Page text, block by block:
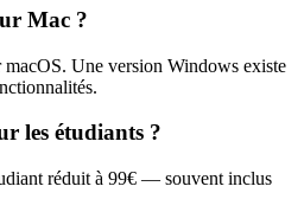
Mac ?
macOS. Une version Windows existe
les étudiants ?
réduit à 99€ — souvent inclus